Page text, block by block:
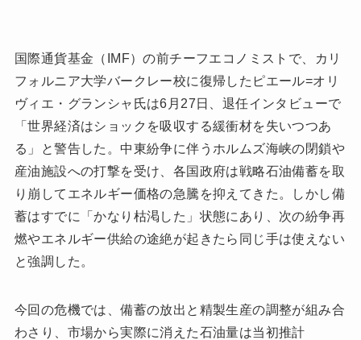
国際通貨基金（IMF）の前チーフエコノミストで、カリ
フォルニア大学バークレー校に復帰したピエール=オリ
ヴィエ・グランシャ氏は6月27日、退任インタビューで
「世界経済はショックを吸収する緩衝材を失いつつあ
る」と警告した。中東紛争に伴うホルムズ海峡の閉鎖や
産油施設への打撃を受け、各国政府は戦略石油備蓄を取
り崩してエネルギー価格の急騰を抑えてきた。しかし備
蓄はすでに「かなり枯渇した」状態にあり、次の紛争再
燃やエネルギー供給の途絶が起きたら同じ手は使えない
と強調した。
今回の危機では、備蓄の放出と精製生産の調整が組み合
わさり、市場から実際に消えた石油量は当初推計